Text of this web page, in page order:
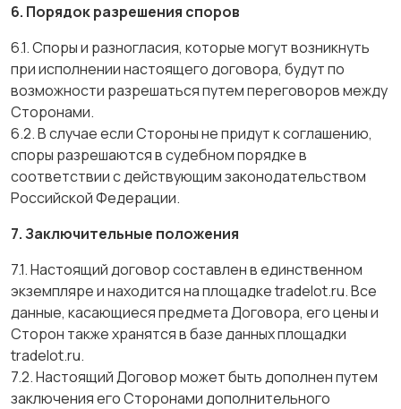
6. Порядок разрешения споров
6.1. Споры и разногласия, которые могут возникнуть
при исполнении настоящего договора, будут по
возможности разрешаться путем переговоров между
Сторонами.
6.2. В случае если Стороны не придут к соглашению,
споры разрешаются в судебном порядке в
соответствии с действующим законодательством
Российской Федерации.
7. Заключительные положения
7.1. Настоящий договор составлен в единственном
экземпляре и находится на площадке tradelot.ru. Все
данные, касающиеся предмета Договора, его цены и
Сторон также хранятся в базе данных площадки
tradelot.ru.
7.2. Настоящий Договор может быть дополнен путем
заключения его Сторонами дополнительного